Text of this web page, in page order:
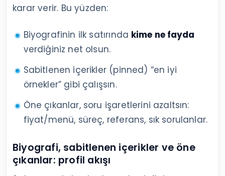
karar verir. Bu yüzden:
Biyografinin ilk satırında kime ne fayda
verdiğiniz net olsun.
Sabitlenen içerikler (pinned) “en iyi
örnekler” gibi çalışsın.
Öne çıkanlar, soru işaretlerini azaltsın:
fiyat/menü, süreç, referans, sık sorulanlar.
Biyografi, sabitlenen içerikler ve öne
çıkanlar: profil akışı